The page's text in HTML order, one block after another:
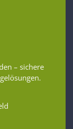
– sichere